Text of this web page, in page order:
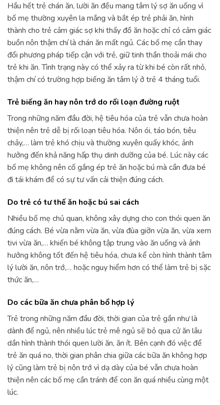
Hầu hết trẻ chán ăn, lười ăn đều mang tâm lý sợ ăn uống vì
bố mẹ thường xuyên la mắng và bắt ép trẻ phải ăn, hình
thành cho trẻ cảm giác sợ khi thấy đồ ăn hoặc chỉ có cảm giác
buồn nôn thậm chí là chán ăn mất ngủ. Các bố mẹ cần thay
đổi phương pháp tiếp cận với trẻ, giữ tinh thần thoải mái cho
trẻ khi ăn. Tình trạng này có thể xảy ra từ khi bé còn rất nhỏ,
thậm chí có trường hợp biếng ăn tâm lý ở trẻ 4 tháng tuổi.
Trẻ biếng ăn hay nôn trớ do rối loạn đường ruột
Trong những năm đầu đời, hệ tiêu hóa của trẻ vẫn chưa hoàn
thiện nên trẻ dễ bị rối loạn tiêu hóa. Nôn ói, táo bón, tiêu
chảy,… làm trẻ khó chịu và thường xuyên quấy khóc, ảnh
hưởng đến khả năng hấp thụ dinh dưỡng của bé. Lúc này các
bố mẹ không nên cố gắng ép trẻ ăn hoặc bú mà cần đưa bé
đi tái khám để có sự tư vấn cải thiện đúng cách.
Do trẻ có tư thế ăn hoặc bú sai cách
Nhiều bố mẹ chủ quan, không xây dựng cho con thói quen ăn
đúng cách. Bé vừa nằm vừa ăn, vừa đùa giỡn vừa ăn, vừa xem
tivi vừa ăn,… khiến bé không tập trung vào ăn uống và ảnh
hưởng không tốt đến hệ tiêu hóa, chưa kể còn hình thành tâm
lý lười ăn, nôn trớ,… hoặc nguy hiểm hơn có thể làm trẻ bị sặc
thức ăn,…
Do các bữa ăn chưa phân bổ hợp lý
Trẻ trong những năm đầu đời, thời gian của trẻ gần như là
dành để ngủ, nên nhiều lúc trẻ mê ngủ sẽ bỏ qua cử ăn lâu
dần hình thành thói quen lười ăn, ăn ít. Bên cạnh đó việc để
trẻ ăn quá no, thời gian phân chia giữa các bữa ăn không hợp
lý cũng làm trẻ bị nôn trớ vì dạ dày của bé vẫn chưa hoàn
thiện nên các bố mẹ cần tránh để con ăn quá nhiều cùng một
lúc.